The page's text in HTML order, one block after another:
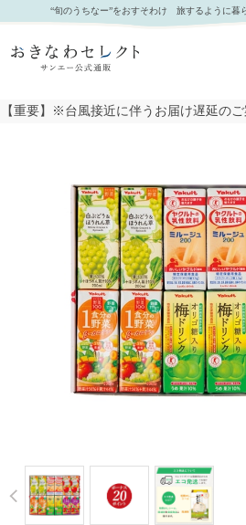
□【 4103 】◇ ヤクルト いきいき健康ギフト｜おきなわ
“旬のうちなー”をおすそわけ 旅するように暮
【重要】※台風接近に伴うお届け遅延の
Prev